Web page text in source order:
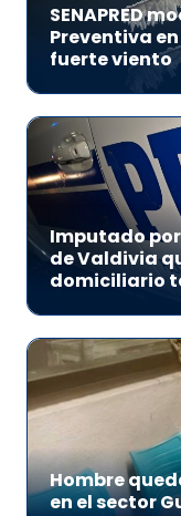
SENAPRED
Preventiva
fuerte viento
Imputado
de Valdivia
domiciliario
Hombre
en el sector